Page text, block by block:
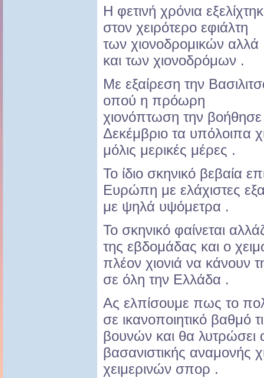
Η φετινή χρόνια
στον χειρότερο εφιάλτη
των χιονοδρομικών αλλά
και των χιονοδρόμων .
Με εξαίρεση την
οπού η πρόωρη
χιονόπτωση την
Δεκέμβριο τα υπόλοιπα
μόλις μερικές μέρες .
Το ίδιο σκηνικό βεβαία
Ευρώπη με ελάχιστες
με ψηλά υψόμετρα .
Το σκηνικό φαίνεται
της εβδομάδας και ο
πλέον χιονιά να κάνουν
σε όλη την Ελλάδα .
Ας ελπίσουμε πως το
σε ικανοποιητικό βαθμό
βουνών και θα λυτρώσει
βασανιστικής αναμονής
χειμερινών σπορ .